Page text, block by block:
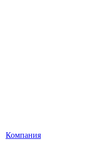
Компания